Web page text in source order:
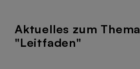
Aktuelles zum Thema
"Leitfaden"